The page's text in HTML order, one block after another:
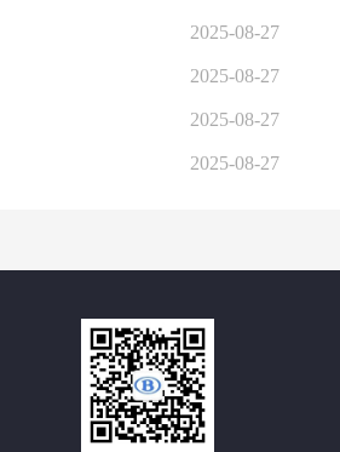
2025-08-27
2025-08-27
2025-08-27
2025-08-27